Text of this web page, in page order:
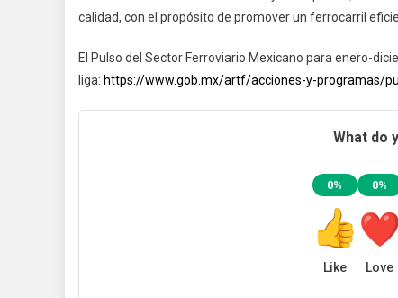
calidad, con el propósito de promover un ferrocarril
El Pulso del Sector Ferroviario Mexicano para enero-
liga: https://www.gob.mx/artf/acciones-y-programas/
What do
0%
Like
0%
Love